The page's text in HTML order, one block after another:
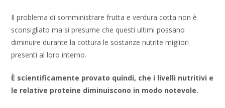
Il problema di somministrare frutta e verdura cotta non è
sconsigliato ma si presume che questi ultimi possano
diminuire durante la cottura le sostanze nutrite migliori
presenti al loro interno.
È scientificamente provato quindi, che i livelli nutritivi e
le relative proteine diminuiscono in modo notevole.